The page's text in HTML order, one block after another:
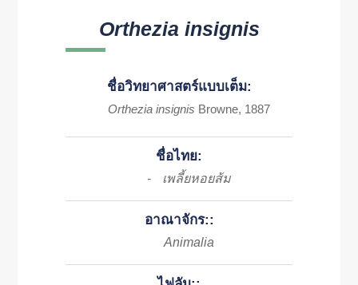
Orthezia insignis
ชื่อวิทยาศาสตร์แบบเต็ม:
Orthezia insignis Browne, 1887
ชื่อไทย:
- เพลี้ยหอยส้ม
อาณาจักร::
Animalia